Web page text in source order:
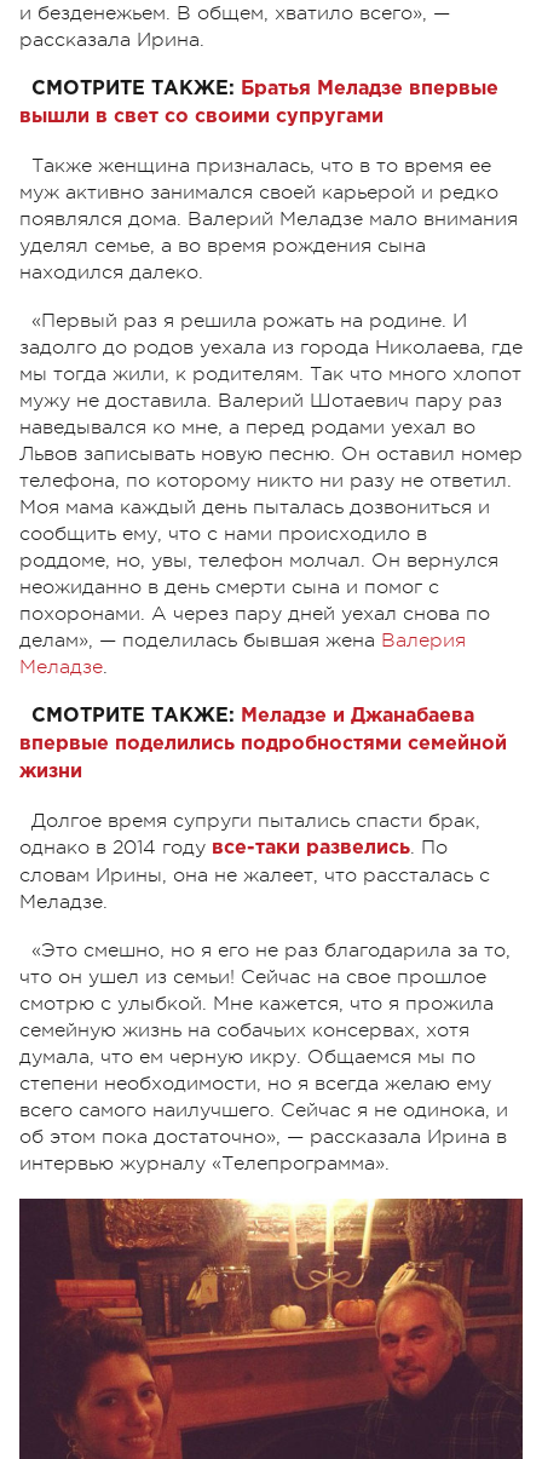
и безденежьем. В общем, хватило всего», —
рассказала Ирина.
СМОТРИТЕ ТАКЖЕ: Братья Меладзе впервые
вышли в свет со своими супругами
Также женщина призналась, что в то время ее
муж активно занимался своей карьерой и редко
появлялся дома. Валерий Меладзе мало внимания
уделял семье, а во время рождения сына
находился далеко.
«Первый раз я решила рожать на родине. И
задолго до родов уехала из города Николаева, где
мы тогда жили, к родителям. Так что много хлопот
мужу не доставила. Валерий Шотаевич пару раз
наведывался ко мне, а перед родами уехал во
Львов записывать новую песню. Он оставил номер
телефона, по которому никто ни разу не ответил.
Моя мама каждый день пыталась дозвониться и
сообщить ему, что с нами происходило в
роддоме, но, увы, телефон молчал. Он вернулся
неожиданно в день смерти сына и помог с
похоронами. А через пару дней уехал снова по
делам», — поделилась бывшая жена Валерия
Меладзе.
СМОТРИТЕ ТАКЖЕ: Меладзе и Джанабаева
впервые поделились подробностями семейной
жизни
Долгое время супруги пытались спасти брак,
однако в 2014 году все-таки развелись. По
словам Ирины, она не жалеет, что рассталась с
Меладзе.
«Это смешно, но я его не раз благодарила за то,
что он ушел из семьи! Сейчас на свое прошлое
смотрю с улыбкой. Мне кажется, что я прожила
семейную жизнь на собачьих консервах, хотя
думала, что ем черную икру. Общаемся мы по
степени необходимости, но я всегда желаю ему
всего самого наилучшего. Сейчас я не одинока, и
об этом пока достаточно», — рассказала Ирина в
интервью журналу «Телепрограмма».